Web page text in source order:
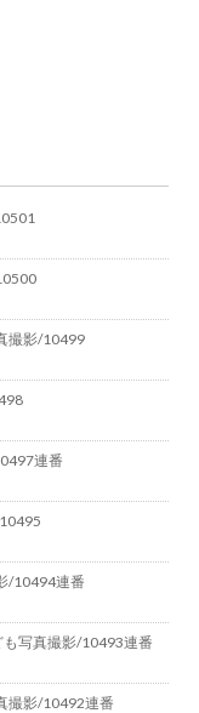
撮影/10499
連番
/10494連番
写真撮影/10493連番
撮影/10492連番